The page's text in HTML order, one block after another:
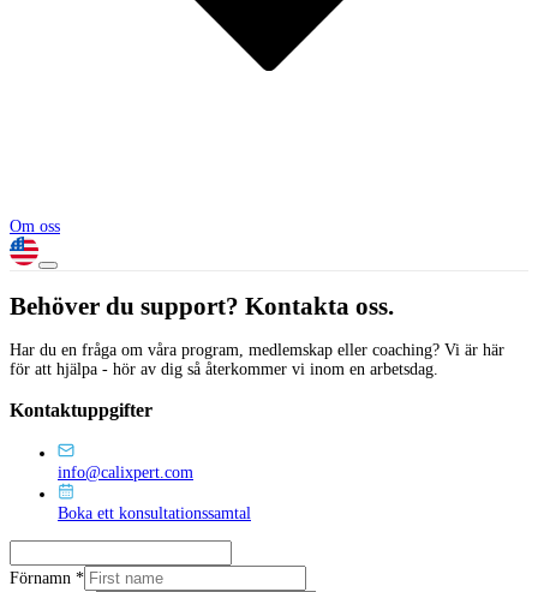
Om oss
Behöver du support? Kontakta oss.
Har du en fråga om våra program, medlemskap eller coaching? Vi är här
för att hjälpa - hör av dig så återkommer vi inom en arbetsdag.
Kontaktuppgifter
info@calixpert.com
Boka ett konsultationssamtal
Förnamn *